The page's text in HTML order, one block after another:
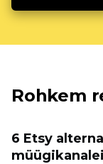
Rohkem
6 Etsy